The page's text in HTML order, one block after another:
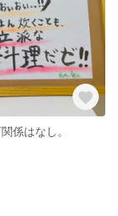
係はなし。